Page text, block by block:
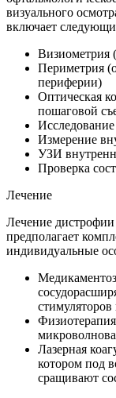
визуального
включает
Визиометрия
Периметрия
периферии)
Оптическая
пошаговой
Исследование
Измерение
УЗИ
Проверка
Лечение
Лечение дистрофии
предполагает
индивидуальные
стимуляторов
Лазерная
котором под
сращивают